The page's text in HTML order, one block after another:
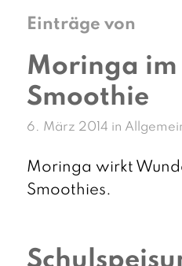
Einträge von
Moringa im
Smoothie
6. März 2014 in
Moringa wirkt
Smoothies.